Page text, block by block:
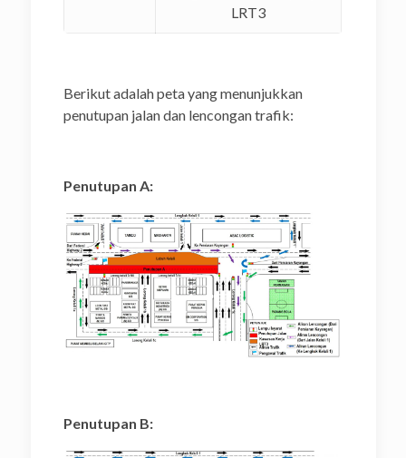
LRT3
Berikut adalah peta yang menunjukkan
penutupan jalan dan lencongan trafik:
Penutupan A:
Penutupan B: